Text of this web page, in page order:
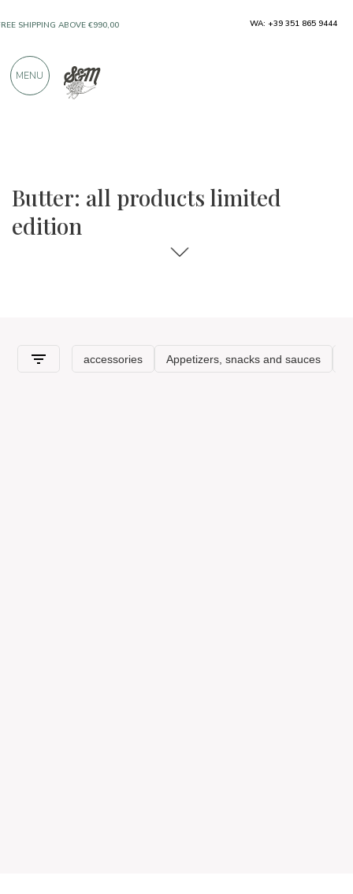
Butter: all products limited
edition
SHIPPING ABOVE €990,00
PRODUCTS FROM EXCELLENT
WA: +39 351 865 9444
MENU